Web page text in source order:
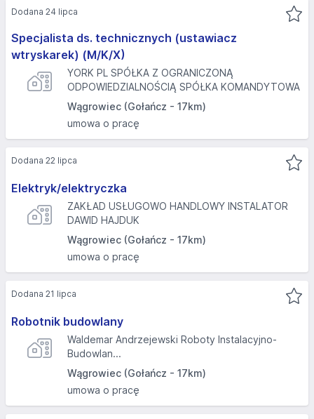
Specjalista ds. technicznych (ustawiacz
wtryskarek) (M/K/X)
YORK PL SPÓŁKA Z OGRANICZONĄ
ODPOWIEDZIALNOŚCIĄ SPÓŁKA KOMANDYTOWA
Wągrowiec (Gołańcz - 17km)
umowa o pracę
Dodana 24 lipca
Elektryk/elektryczka
ZAKŁAD USŁUGOWO HANDLOWY INSTALATOR
DAWID HAJDUK
Wągrowiec (Gołańcz - 17km)
umowa o pracę
Dodana 22 lipca
Robotnik budowlany
Waldemar Andrzejewski Roboty Instalacyjno-
Budowlan...
Wągrowiec (Gołańcz - 17km)
umowa o pracę
Dodana 21 lipca